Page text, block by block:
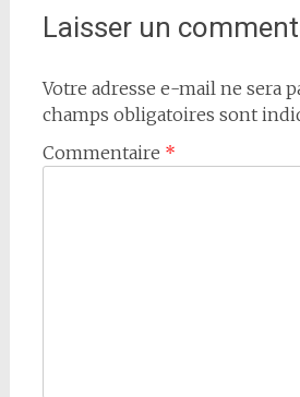
l'article
Laisser un
Votre adresse e-mail ne sera
champs obligatoires sont
Commentaire *